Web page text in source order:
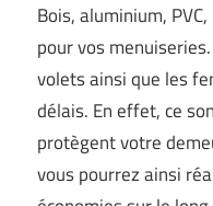
Bois, aluminium,
pour vos
volets ainsi que les
délais. En effet, ce
protègent votre
vous pourrez ainsi